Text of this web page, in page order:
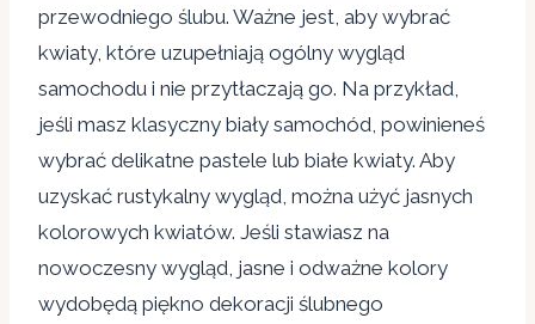
przewodniego ślubu. Ważne jest, aby wybrać
kwiaty, które uzupełniają ogólny wygląd
samochodu i nie przytłaczają go. Na przykład,
jeśli masz klasyczny biały samochód, powinieneś
wybrać delikatne pastele lub białe kwiaty. Aby
uzyskać rustykalny wygląd, można użyć jasnych
kolorowych kwiatów. Jeśli stawiasz na
nowoczesny wygląd, jasne i odważne kolory
wydobędą piękno dekoracji ślubnego